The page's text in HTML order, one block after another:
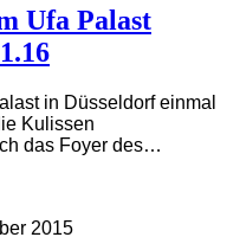
Ufa Palast
in Düsseldorf einmal
Kulissen
das Foyer des…
2015